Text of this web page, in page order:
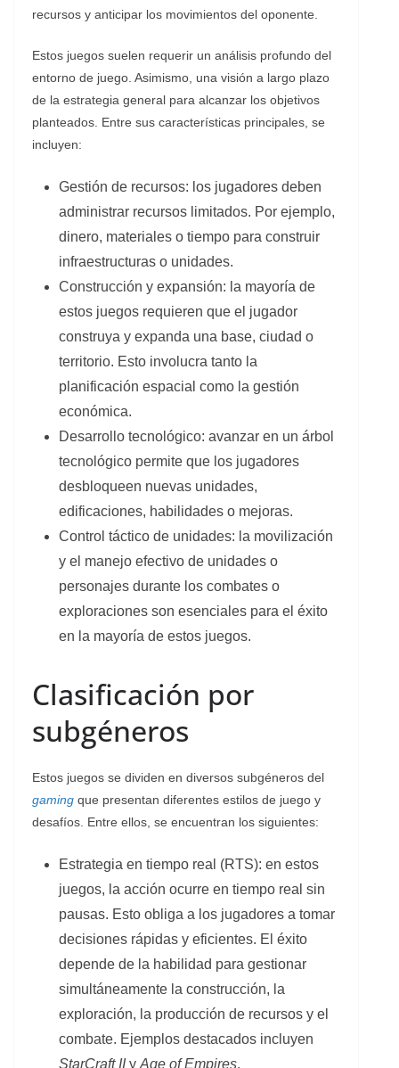
recursos y anticipar los movimientos del oponente.
Estos juegos suelen requerir un análisis profundo del
entorno de juego. Asimismo, una visión a largo plazo
de la estrategia general para alcanzar los objetivos
planteados. Entre sus características principales, se
incluyen:
Gestión de recursos: los jugadores deben
administrar recursos limitados. Por ejemplo,
dinero, materiales o tiempo para construir
infraestructuras o unidades.
Construcción y expansión: la mayoría de
estos juegos requieren que el jugador
construya y expanda una base, ciudad o
territorio. Esto involucra tanto la
planificación espacial como la gestión
económica.
Desarrollo tecnológico: avanzar en un árbol
tecnológico permite que los jugadores
desbloqueen nuevas unidades,
edificaciones, habilidades o mejoras.
Control táctico de unidades: la movilización
y el manejo efectivo de unidades o
personajes durante los combates o
exploraciones son esenciales para el éxito
en la mayoría de estos juegos.
Clasificación por
subgéneros
Estos juegos se dividen en diversos subgéneros del
gaming que presentan diferentes estilos de juego y
desafíos. Entre ellos, se encuentran los siguientes:
Estrategia en tiempo real (RTS): en estos
juegos, la acción ocurre en tiempo real sin
pausas. Esto obliga a los jugadores a tomar
decisiones rápidas y eficientes. El éxito
depende de la habilidad para gestionar
simultáneamente la construcción, la
exploración, la producción de recursos y el
combate. Ejemplos destacados incluyen
StarCraft IIy Age of Empires.